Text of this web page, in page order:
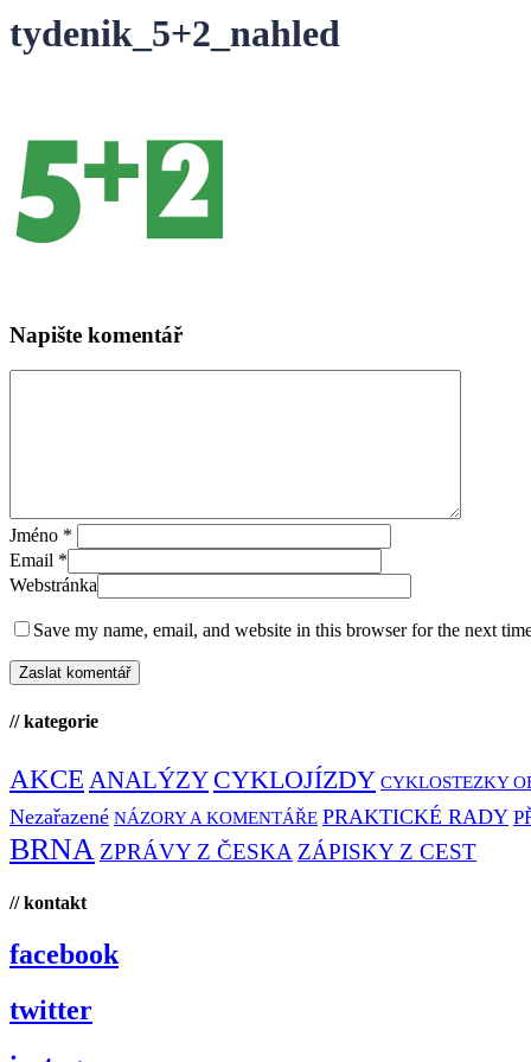
tydenik_5+2_nahled
Napište komentář
Jméno *
Email *
Webstránka
Save my name, email, and website in this browser for the next
// kategorie
AKCE ANALÝZY CYKLOJÍZDY CYKLOSTEZKY
Nezařazené NÁZORY A KOMENTÁŘE PRAKTICKÉ RADY
BRNA ZPRÁVY Z ČESKA ZÁPISKY Z CEST
// kontakt
facebook
twitter